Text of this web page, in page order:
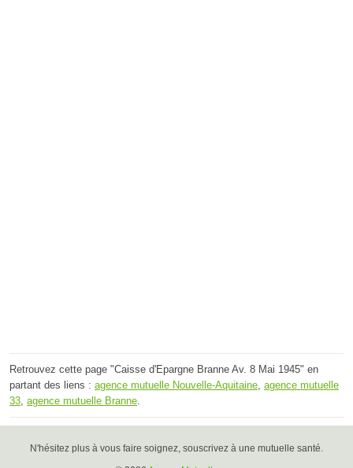
Retrouvez cette page "Caisse d'Epargne Branne Av. 8 Mai 1945" en
partant des liens : agence mutuelle Nouvelle-Aquitaine, agence mutuelle
33, agence mutuelle Branne.
N'hésitez plus à vous faire soignez, souscrivez à une mutuelle santé.